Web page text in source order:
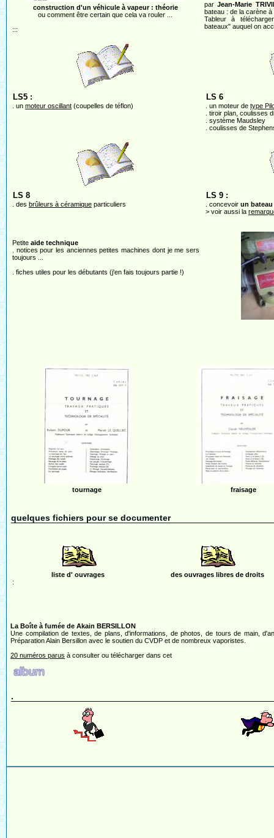
construction d'un véhicule à vapeur : théorie
ou comment être certain que cela va rouler ...
:::
parJean-Marie
bateau : de la carène à
Tableur à
bateaux" auquel on
LS5 :
. un moteur oscillant (coupelles de téflon)
LS 6
. un moteur de type
. tiroir plan, coulisses
. système Maudsley
. coulisses de
LS 8
. des brûleurs à céramique particuliers
LS 9 :
. concevoir un bateau
> voir aussi la
Petite aide technique
. notices pour les anciennes petites machines dont je me sers
toujours ...
. fiches utiles pour les débutants (j'en fais toujours partie !)
tournage fraisage
quelques fichiers pour se documenter
liste d' ouvrages
:
des ouvrages libres de droits
La Boîte à fumée de Akain BERSILLON
Une compilation de textes, de plans, d'informations, de photos, de tours de main,
Préparation Alain Bersillon avec le soutien du CVDP et de nombreux vaporistes.
20 numéros parus à consulter ou télécharger dans cet
.